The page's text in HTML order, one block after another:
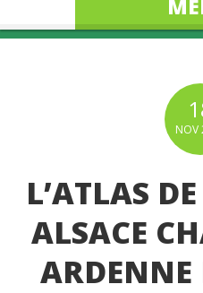
NOV
L’ATLAS
ALSACE